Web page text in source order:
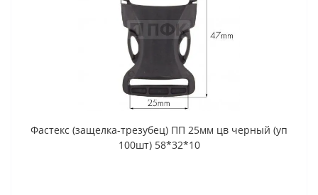
Фастекс (защелка-трезубец) ПП 25мм цв черный (уп
100шт) 58*32*10